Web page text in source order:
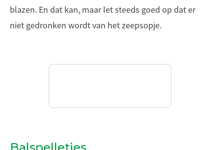
blazen. En dat kan, maar let steeds goed op dat er
niet gedronken wordt van het zeepsopje.